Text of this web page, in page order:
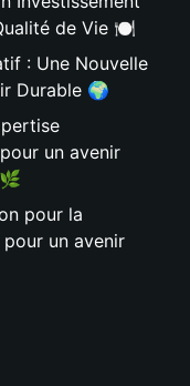
de Vie 🍽️
: Une Nouvelle
Durable 🌍
un avenir
pour la
un avenir